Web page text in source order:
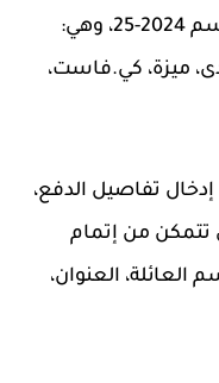
والكويت في دوري زين الكويتي موسم 2024-25، وهي:
ميزة، كي.فاست،
تفاصيل الدفع،
تتمكن من إتمام
العنوان،